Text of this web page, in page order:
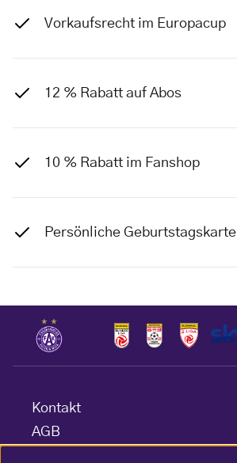
Vorkaufsrecht im Europacup
12 % Rabatt auf Abos
10 % Rabatt im Fanshop
Persönliche Geburtstagskarte
Kontakt
AGB